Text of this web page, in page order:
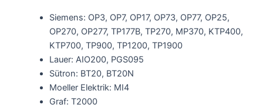
Siemens: OP3, OP7, OP17, OP73, OP77, OP25,
OP270, OP277, TP177B, TP270, MP370, KTP400,
KTP700, TP900, TP1200, TP1900
Lauer: AIO200, PGS095
Sütron: BT20, BT20N
Moeller Elektrik: MI4
Graf: T2000